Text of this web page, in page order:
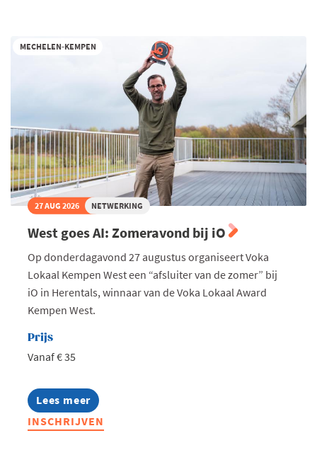
bij
MECHELEN-KEMPEN
27 AUG 2026 NETWERKING
West goes AI: Zomeravond bij iO
Op donderdagavond 27 augustus organiseert Voka
Lokaal Kempen West een “afsluiter van de zomer” bij
iO in Herentals, winnaar van de Voka Lokaal Award
Kempen West.
Prijs
Vanaf € 35
Lees meer
about
West
goes
INSCHRIJVEN